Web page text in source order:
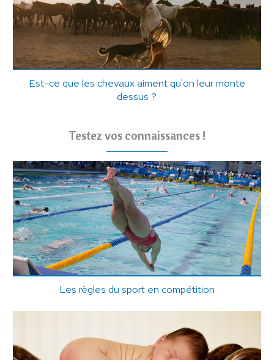
Est-ce que les chevaux aiment qu'on leur monte
dessus ?
Testez vos connaissances !
Les règles du sport en compétition